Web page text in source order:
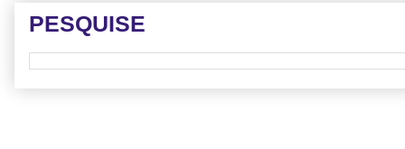
PESQUISE